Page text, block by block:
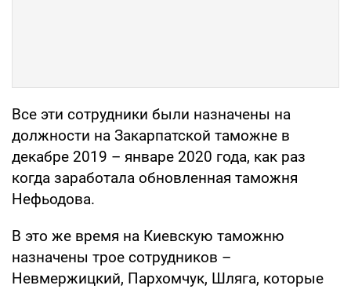
Все эти сотрудники были назначены на
должности на Закарпатской таможне в
декабре 2019 – январе 2020 года, как раз
когда заработала обновленная таможня
Нефьодова.
В это же время на Киевскую таможню
назначены трое сотрудников –
Невмержицкий, Пархомчук, Шляга, которые